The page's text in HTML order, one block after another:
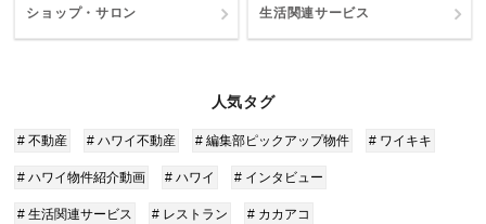
ショップ・サロン 生活関連サービス
人気タグ
# 不動産 # ハワイ不動産 # 編集部ピックアップ物件 # ワイキキ
# ハワイ物件紹介動画 # ハワイ # インタビュー
# 生活関連サービス # レストラン # カカアコ